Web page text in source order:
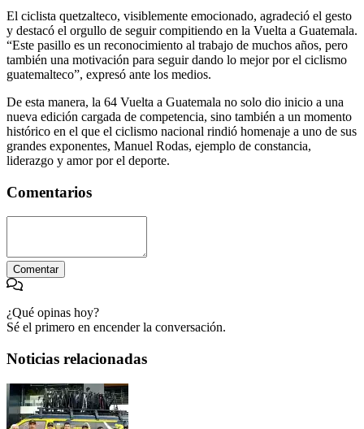
El ciclista quetzalteco, visiblemente emocionado, agradeció el gesto
y destacó el orgullo de seguir compitiendo en la Vuelta a Guatemala.
“Este pasillo es un reconocimiento al trabajo de muchos años, pero
también una motivación para seguir dando lo mejor por el ciclismo
guatemalteco”, expresó ante los medios.
De esta manera, la 64 Vuelta a Guatemala no solo dio inicio a una
nueva edición cargada de competencia, sino también a un momento
histórico en el que el ciclismo nacional rindió homenaje a uno de sus
grandes exponentes, Manuel Rodas, ejemplo de constancia,
liderazgo y amor por el deporte.
Comentarios
Comentar
¿Qué opinas hoy?
Sé el primero en encender la conversación.
Noticias relacionadas